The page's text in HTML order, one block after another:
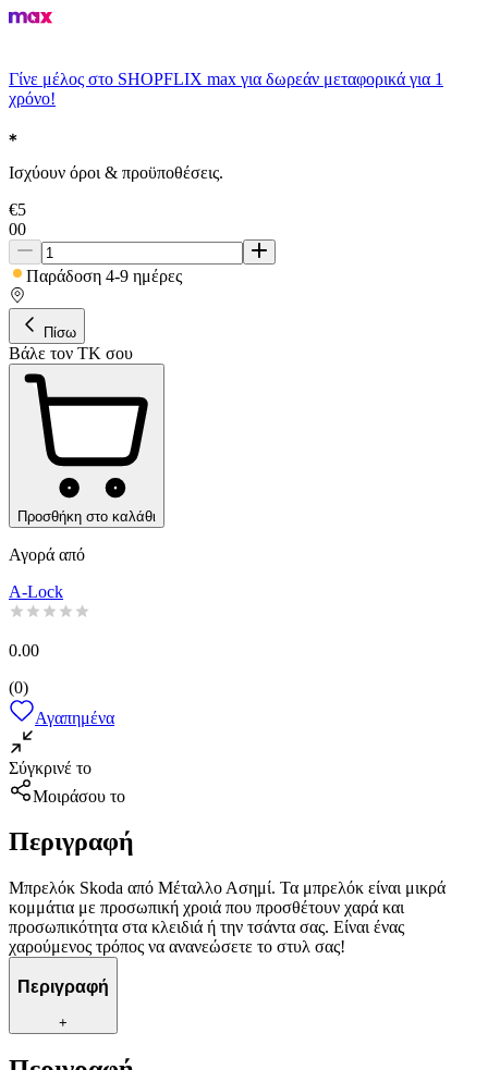
Γίνε μέλος στο SHOPFLIX max για δωρεάν μεταφορικά για 1
χρόνο!
Ισχύουν όροι & προϋποθέσεις.
€5
00
Παράδοση 4-9 ημέρες
Πίσω
Βάλε τον ΤΚ σου
Προσθήκη στο καλάθι
Αγορά από
A-Lock
0.00
(0)
Αγαπημένα
Σύγκρινέ το
Μοιράσου το
Περιγραφή
Μπρελόκ Skoda από Μέταλλο Ασημί. Τα μπρελόκ είναι μικρά
κομμάτια με προσωπική χροιά που προσθέτουν χαρά και
προσωπικότητα στα κλειδιά ή την τσάντα σας. Είναι ένας
χαρούμενος τρόπος να ανανεώσετε το στυλ σας!
Περιγραφή
+